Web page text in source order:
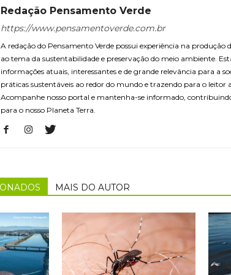
Redação Pensamento Verde
https://www.pensamentoverde.com.br
A redação do Pensamento Verde possui experiência na produção
ao tema da sustentabilidade e preservação do meio ambiente.
informações atuais, interessantes e de grande relevância para a
práticas sustentáveis ao redor do mundo e trazendo para o leitor
Acompanhe nosso portal e mantenha-se informado,
para o nosso Planeta Terra.
MAIS DO AUTOR